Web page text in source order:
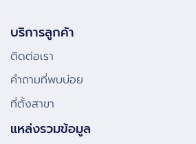
บริการลูกค้า
ติดต่อเรา
คําถามที่พบบ่อย
ที่ตั้งสาขา
แหล่งรวมข้อมูล